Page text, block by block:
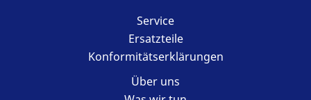
GmbH
Service
Ersatzteile
Konformitätserklärungen
Über uns